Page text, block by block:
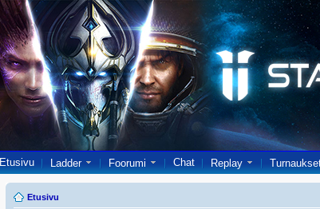
Etusivu Ladder Foorumi Chat Replay
Etusivu